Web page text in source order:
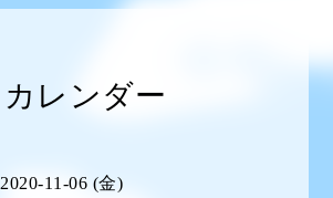
カレンダー
2020-11-06 (金)